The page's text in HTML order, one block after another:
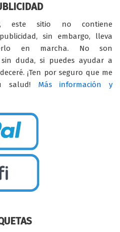
este sitio no contiene
sin embargo, lleva
en marcha. No son
duda, si puedes ayudar a
¡Ten por seguro que me
Más información y